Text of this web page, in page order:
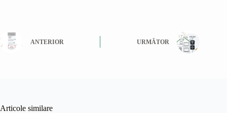
ANTERIOR URMĂTOR
Articole similare